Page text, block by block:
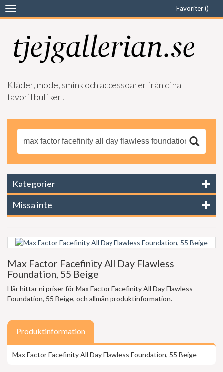
Favoriter ()
Kläder, mode, smink och accessoarer från dina
favoritbutiker!
Toggle
navigation
Kategorier
Missa inte
Max Factor Facefinity All Day Flawless
Foundation, 55 Beige
Här hittar ni priser för Max Factor Facefinity All Day Flawless
Foundation, 55 Beige, och allmän produktinformation.
Produktinformation
Max Factor Facefinity All Day Flawless Foundation, 55 Beige